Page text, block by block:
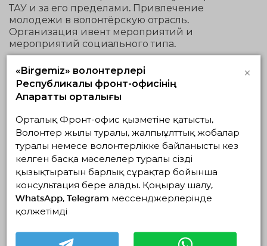
ТАУ и за его пределами. Привлечение
молодежи в волонтёрскую отрасль.
Организация ивент мероприятий и
мероприятий социального типа.
Оқу мерзімі:
05.12.2017
Бастық:
Карибекова Мадина Митановна
Заңды мекен-жайы:
г. Астана д. 29, ул. Ыкылас Дукенулы,
г. Нур-Султан, д. 29, ул. Ыкылас Дукенулы,
«Birgemiz» волонтерлері
Республикалық фронт-офисінің
Ақпараттық орталығы
×
Орталық Фронт-офис қызметіне қатысты,
Волонтер жылы туралы, жалпыұлттық жобалар
туралы немесе волонтерлікке байланысты кез
келген басқа мәселелер туралы сізді
қызықтыратын барлық сұрақтар бойынша
консультация бере алады. Қоңырау шалу,
WhatsApp, Telegram мессенджерлерінде
қолжетімді